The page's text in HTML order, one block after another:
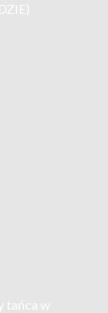
tańca w